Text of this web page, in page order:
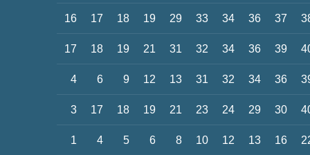
16 17 18 19 29 33 34 36 37
17 18 19 21 31 32 34 36 39
4 6 9 12 13 31 32 34 36
3 17 18 19 21 23 24 29 30
1 4 5 6 8 10 12 13 16